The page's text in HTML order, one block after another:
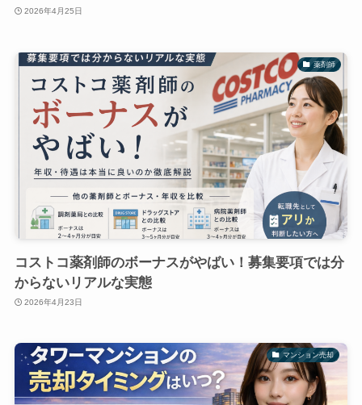
2026年4月25日
薬剤師
コストコ薬剤師のボーナスがやばい！募集要項では分
からないリアルな実態
2026年4月23日
マンション売却